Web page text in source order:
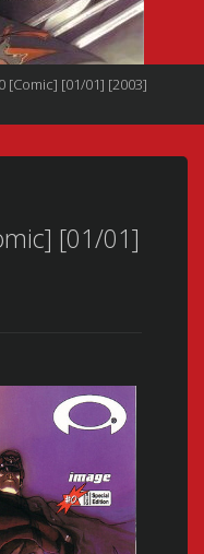
[Comic] [01/01] [2003]
[01/01]